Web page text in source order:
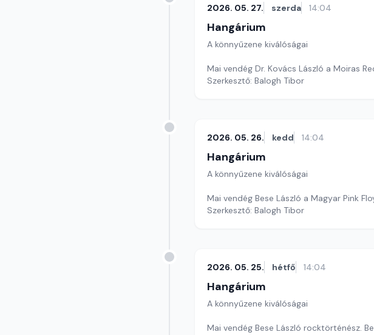
2026. 05. 27. szerda 14:04
Hangárium
A könnyűzene kiválóságai
Mai vendég Dr. Kovács László a Moiras
Szerkesztő: Balogh Tibor
2026. 05. 26. kedd 14:04
Hangárium
A könnyűzene kiválóságai
Mai vendég Bese László a Magyar Pink
Szerkesztő: Balogh Tibor
2026. 05. 25. hétfő 14:04
Hangárium
A könnyűzene kiválóságai
Mai vendég Bese László rocktörténész.